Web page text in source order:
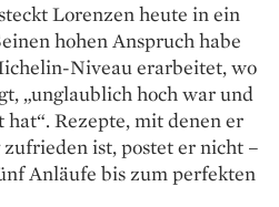
Lorenzen heute in ein
hohen Anspruch habe
Niveau erarbeitet, wo
„unglaublich hoch war und
Rezepte, mit denen er
ist, postet er nicht –
Anläufe bis zum perfekten